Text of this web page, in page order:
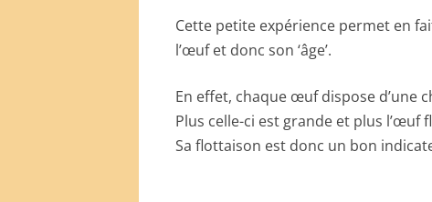
Cette petite expérience permet en
l’œuf et donc son ‘âge’.
En effet, chaque œuf dispose d’une
Plus celle-ci est grande et plus l’œuf
Sa flottaison est donc un bon